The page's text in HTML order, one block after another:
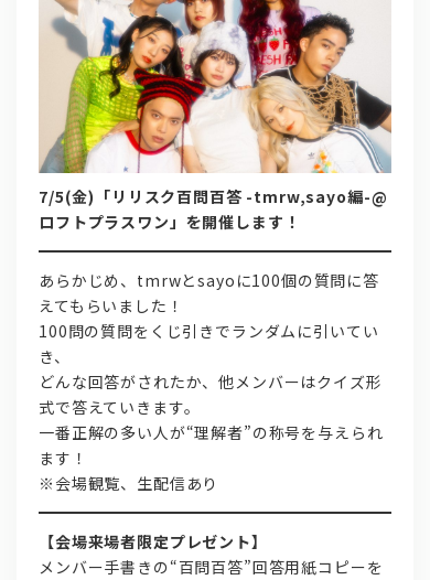
7/5(金)「リリスク百問百答 -tmrw,sayo編-@
ロフトプラスワン」を開催します！
あらかじめ、tmrwとsayoに100個の質問に答
えてもらいました！
100問の質問をくじ引きでランダムに引いてい
き、
どんな回答がされたか、他メンバーはクイズ形
式で答えていきます。
一番正解の多い人が“理解者”の称号を与えられ
ます！
※会場観覧、生配信あり
【会場来場者限定プレゼント】
メンバー手書きの“百問百答”回答用紙コピーを
問い合わせ, 取材,出演依頼